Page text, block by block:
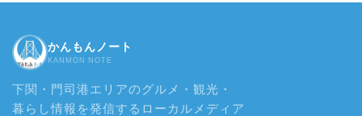
かんもんノート
KANMON NOTE
下関・門司港エリアのグルメ・観光・
暮らし情報を発信するローカルメディア